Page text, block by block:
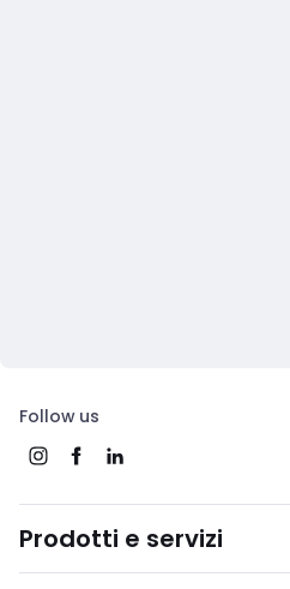
Follow us
Prodotti e servizi